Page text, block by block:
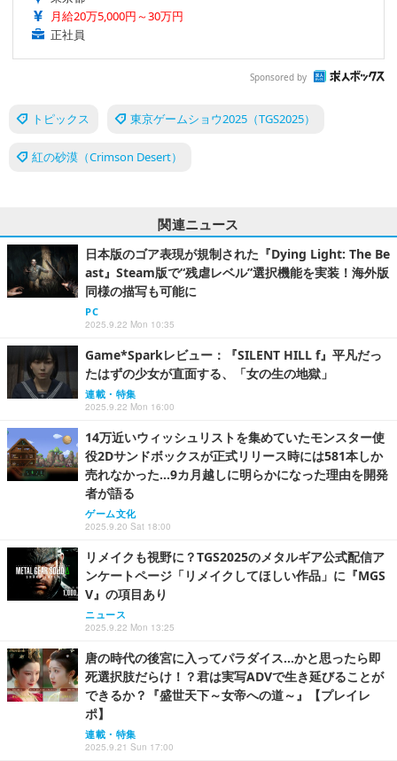
月給20万5,000円～30万円
正社員
Sponsored by
トピックス 東京ゲームショウ2025（TGS2025）
紅の砂漠（Crimson Desert）
関連ニュース
日本版のゴア表現が規制された『Dying Light: The Be
ast』Steam版で“残虐レベル”選択機能を実装！海外版
同様の描写も可能に
PC
2025.9.22 Mon 10:35
Game*Sparkレビュー：『SILENT HILL f』平凡だっ
たはずの少女が直面する、「女の生の地獄」
連載・特集
2025.9.22 Mon 16:00
14万近いウィッシュリストを集めていたモンスター使
役2Dサンドボックスが正式リリース時には581本しか
売れなかった…9カ月越しに明らかになった理由を開発
者が語る
ゲーム文化
2025.9.20 Sat 18:00
リメイクも視野に？TGS2025のメタルギア公式配信ア
ンケートページ「リメイクしてほしい作品」に『MGS
V』の項目あり
ニュース
2025.9.22 Mon 13:25
唐の時代の後宮に入ってパラダイス…かと思ったら即
死選択肢だらけ！？君は実写ADVで生き延びることが
できるか？『盛世天下～女帝への道～』【プレイレ
ポ】
連載・特集
2025.9.21 Sun 17:00